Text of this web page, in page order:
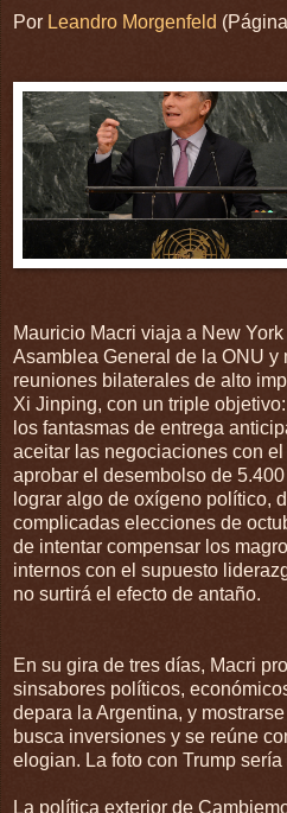
Por Leandro Morgenfeld
Mauricio Macri viaja a New
Asamblea General de la ONU y
reuniones bilaterales de alto
Xi Jinping, con un triple
los fantasmas de entrega
aceitar las negociaciones con
aprobar el desembolso de
lograr algo de oxígeno político,
complicadas elecciones de
de intentar compensar los
internos con el supuesto
no surtirá el efecto de antaño.
En su gira de tres días, Macri
sinsabores políticos,
depara la Argentina, y
busca inversiones y se reúne
elogian. La foto con Trump
La política exterior de